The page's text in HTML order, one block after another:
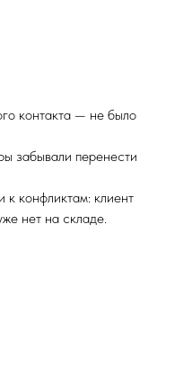
контакта — не было
забывали перенести
к конфликтам: клиент
нет на складе.